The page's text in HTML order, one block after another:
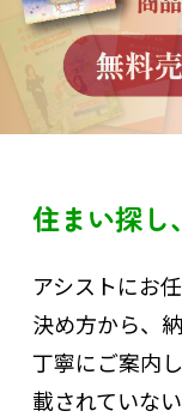
住まい探し
アシストにお
決め方から、
丁寧にご案内し
載されていな